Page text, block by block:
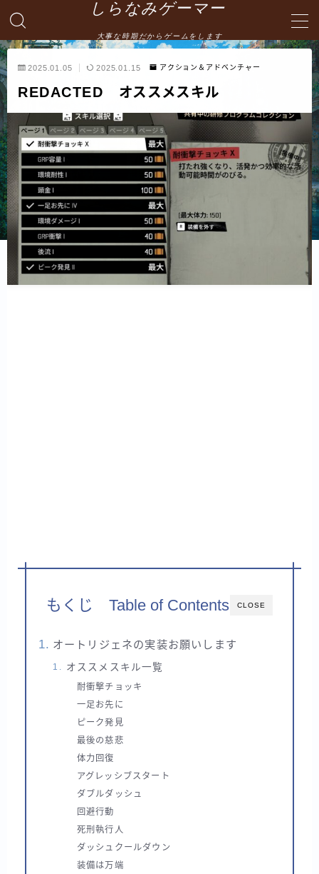
しらなみゲーマー
大事な時期だからゲームをします
MENU
HOME
お問い合わせ
プライバシーポリシー・免責事項
サイトマップ -site map-
2025.01.05 2025.01.15 アクション＆アドベンチャー
REDACTED オススメスキル
CLOSE
もくじ Table of Contents
オートリジェネの実装お願いします
オススメスキル一覧
耐衝撃チョッキ
一足お先に
ピーク発見
最後の慈悲
体力回復
アグレッシブスタート
ダブルダッシュ
回避行動
死刑執行人
ダッシュクールダウン
装備は万端